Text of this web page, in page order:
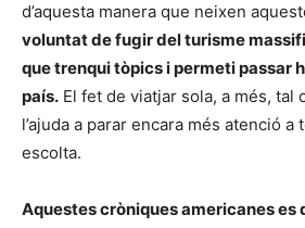
d’aquesta manera que neixen
voluntat de fugir del turisme
que trenqui tòpics i permeti passar
país. El fet de viatjar sola, a més, tal
l’ajuda a parar encara més atenció
escolta.
Aquestes cròniques americanes es